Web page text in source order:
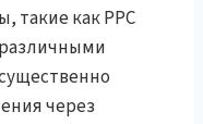
такие как PPC
через